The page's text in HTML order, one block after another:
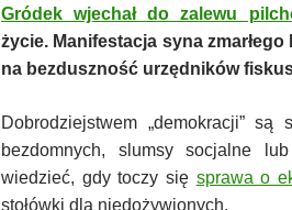
Gródek wjechał do zalewu
życie. Manifestacja syna
na bezduszność urzędników
Dobrodziejstwem „demokracji”
bezdomnych, slumsy socjalne
wiedzieć, gdy toczy się sprawa o
stołówki dla niedożywionych.